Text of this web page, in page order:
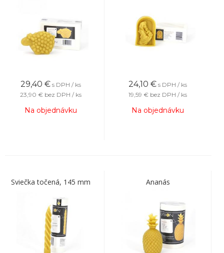
29,40 € s DPH / ks
23,90 € bez DPH / ks
Na objednávku
24,10 € s DPH / ks
19,59 € bez DPH / ks
Na objednávku
Sviečka točená, 145 mm Ananás